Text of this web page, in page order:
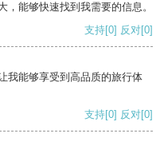
能够快速找到我需要的信息。
支持[0] 反对[0]
我能够享受到高品质的旅行体
支持[0] 反对[0]